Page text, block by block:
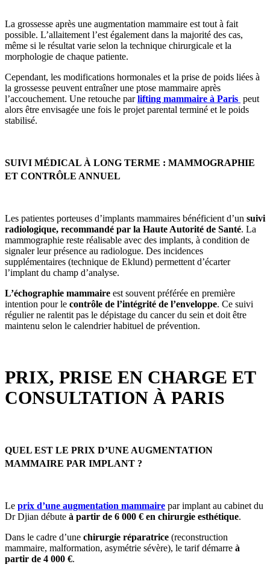
La grossesse après une augmentation mammaire est tout à fait
possible. L’allaitement l’est également dans la majorité des cas,
même si le résultat varie selon la technique chirurgicale et la
morphologie de chaque patiente.
Cependant, les modifications hormonales et la prise de poids liées à
la grossesse peuvent entraîner une ptose mammaire après
l’accouchement. Une retouche parlifting mammaire à Paris peut
alors être envisagée une fois le projet parental terminé et le poids
stabilisé.
SUIVI MÉDICAL À LONG TERME : MAMMOGRAPHIE
ET CONTRÔLE ANNUEL
Les patientes porteuses d’implants mammaires bénéficient d’un suivi
radiologique, recommandé par la Haute Autorité de Santé. La
mammographie reste réalisable avec des implants, à condition de
signaler leur présence au radiologue. Des incidences
supplémentaires (technique de Eklund) permettent d’écarter
l’implant du champ d’analyse.
L’échographie mammaire est souvent préférée en première
intention pour le contrôle de l’intégrité de l’enveloppe. Ce suivi
régulier ne ralentit pas le dépistage du cancer du sein et doit être
maintenu selon le calendrier habituel de prévention.
PRIX, PRISE EN CHARGE ET
CONSULTATION À PARIS
QUEL EST LE PRIX D’UNE AUGMENTATION
MAMMAIRE PAR IMPLANT ?
Le prix d’une augmentation mammaire par implant au cabinet du
Dr Djian débute à partir de 6 000 € en chirurgie esthétique.
Dans le cadre d’une chirurgie réparatrice (reconstruction
mammaire, malformation, asymétrie sévère), le tarif démarre à
partir de 4 000 €.